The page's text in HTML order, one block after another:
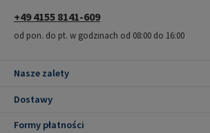
+49 4155 8141-609
od pon. do pt. w godzinach od 08:00 do 16:00
Nasze zalety
Dostawy
Formy płatności